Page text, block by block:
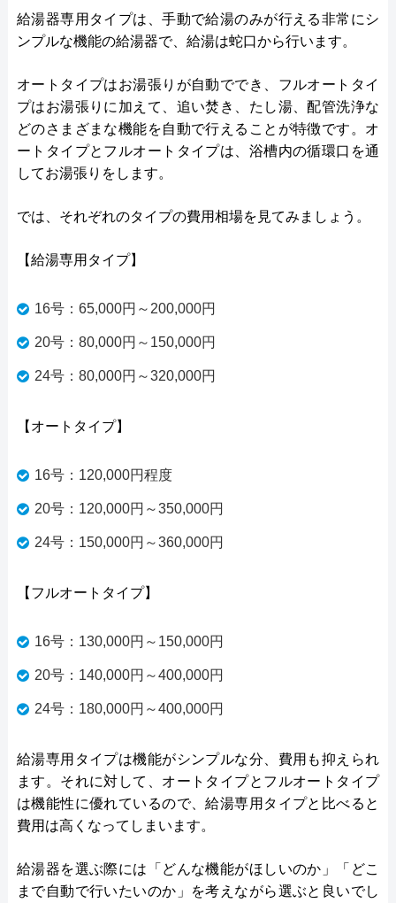
給湯器専用タイプは、手動で給湯のみが行える非常にシ
ンプルな機能の給湯器で、給湯は蛇口から行います。
オートタイプはお湯張りが自動ででき、フルオートタイ
プはお湯張りに加えて、追い焚き、たし湯、配管洗浄な
どのさまざまな機能を自動で行えることが特徴です。オ
ートタイプとフルオートタイプは、浴槽内の循環口を通
してお湯張りをします。
では、それぞれのタイプの費用相場を見てみましょう。
【給湯専用タイプ】
16号：65,000円～200,000円
20号：80,000円～150,000円
24号：80,000円～320,000円
【オートタイプ】
16号：120,000円程度
20号：120,000円～350,000円
24号：150,000円～360,000円
【フルオートタイプ】
16号：130,000円～150,000円
20号：140,000円～400,000円
24号：180,000円～400,000円
給湯専用タイプは機能がシンプルな分、費用も抑えられ
ます。それに対して、オートタイプとフルオートタイプ
は機能性に優れているので、給湯専用タイプと比べると
費用は高くなってしまいます。
給湯器を選ぶ際には「どんな機能がほしいのか」「どこ
まで自動で行いたいのか」を考えながら選ぶと良いでし